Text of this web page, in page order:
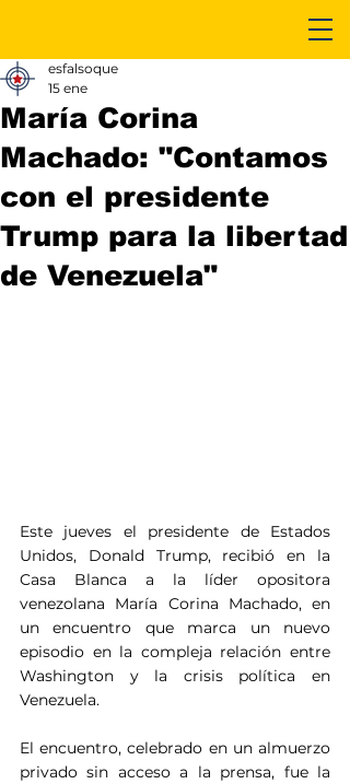
María Corina
Machado: "Contamos
con el presidente
Trump para la libertad
de Venezuela"
esfalsoque
15 ene
Este jueves el presidente de Estados
Unidos, Donald Trump, recibió en la
Casa Blanca a la líder opositora
venezolana María Corina Machado, en
un encuentro que marca un nuevo
episodio en la compleja relación entre
Washington y la crisis política en
Venezuela.
El encuentro, celebrado en un almuerzo
privado sin acceso a la prensa, fue la